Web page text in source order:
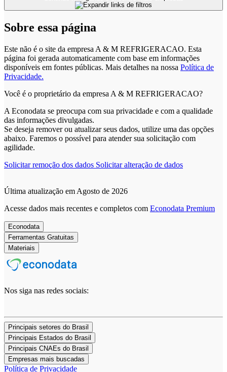
Sobre essa página
Este não é o site da empresa A & M REFRIGERACAO. Esta
página foi gerada automaticamente com base em informações
disponíveis em fontes públicas. Mais detalhes na nossa Política de
Privacidade.
Você é o proprietário da empresa A & M REFRIGERACAO?
A Econodata se preocupa com sua privacidade e com a qualidade
das informações divulgadas.
Se deseja remover ou atualizar seus dados, utilize uma das opções
abaixo. Faremos o possível para atender sua solicitação com
agilidade.
Solicitar remoção dos dados Solicitar alteração de dados
Última atualização em Agosto de 2026
Acesse dados mais recentes e completos com Econodata Premium
Econodata
Ferramentas Gratuitas
Materiais
Nos siga nas redes sociais:
Principais setores do Brasil
Principais Estados do Brasil
Principais CNAEs do Brasil
Empresas mais buscadas
Política de Privacidade